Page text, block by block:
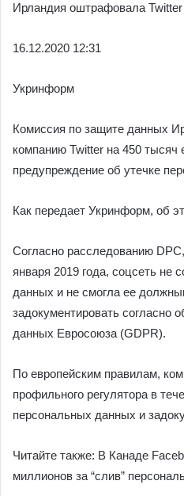
Ирландия оштрафовала
16.12.2020 12:31
Укринформ
Комиссия по защите данных
компанию Twitter на 450 тысяч
предупреждение об утечке
Как передает Укринформ, об
Согласно расследованию
января 2019 года, соцсеть не
данных и не смогла ее
задокументировать согласно
данных Евросоюза (GDPR).
По европейским правилам,
профильного регулятора в
персональных данных и
Читайте также: В Канаде
миллионов за “слив”